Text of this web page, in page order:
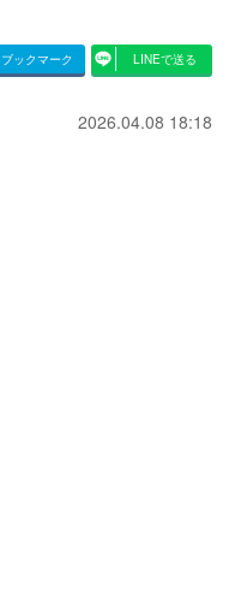
ブックマーク LINEで送る
2026.04.08 18:18